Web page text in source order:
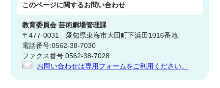
このページに関するお問い合わせ
教育委員会芸術劇場管理課
〒477-0031 愛知県東海市大田町下浜田1016番地
電話番号:0562-38-7030
ファクス番号:0562-38-7028
お問い合わせは専用フォームをご利用ください。